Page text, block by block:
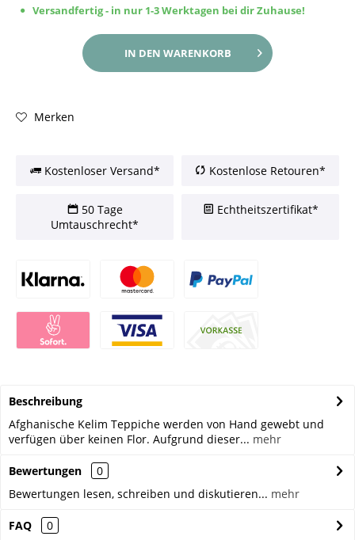
Versandfertig - in nur 1-3 Werktagen bei dir Zuhause!
IN DEN WARENKORB
Merken
Kostenloser Versand* Kostenlose Retouren*
50 Tage
Umtauschrecht*
Echtheitszertifikat*
Beschreibung
Afghanische Kelim Teppiche werden von Hand gewebt und
verfügen über keinen Flor. Aufgrund dieser... mehr
Bewertungen
0
Bewertungen lesen, schreiben und diskutieren... mehr
FAQ
0